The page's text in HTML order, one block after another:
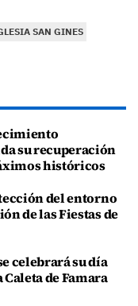
SAN GINES
su recuperación
históricos
del entorno
de las Fiestas de
celebrará su día
de Famara